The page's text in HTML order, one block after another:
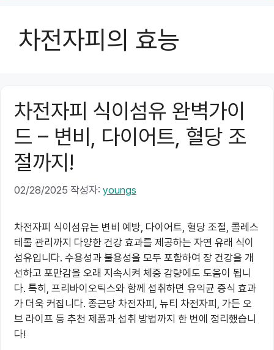
차전자피의 효능
차전자피 식이섬유 완벽가이
드 – 변비, 다이어트, 혈당 조
절까지!
02/28/2025 작성자: youngs
차전자피 식이섬유는 변비 예방, 다이어트, 혈당 조절, 콜레스
테롤 관리까지 다양한 건강 효과를 제공하는 자연 유래 식이
섬유입니다. 수용성과 불용성을 모두 포함하여 장 건강을 개
선하고 포만감을 오래 지속시켜 체중 감량에도 도움이 됩니
다. 특히, 프리바이오틱스와 함께 섭취하면 유익균 증식 효과
가 더욱 커집니다. 종근당 차전자피, 뉴티 차전자피, 가든 오
브 라이프 등 추천 제품과 섭취 방법까지 한 번에 정리했습니
다!